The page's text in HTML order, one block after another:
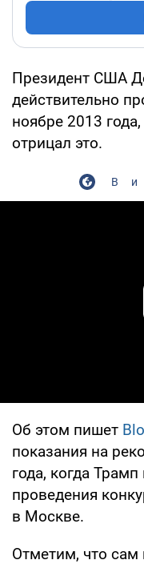
Президент США
действительно
ноябре 2013
отрицал это.
Об этом пишет
показания на
года, когда
проведения
в Москве.
Отметим, что сам